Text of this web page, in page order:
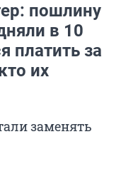
пошлину
в 10
платить за
их
заменять